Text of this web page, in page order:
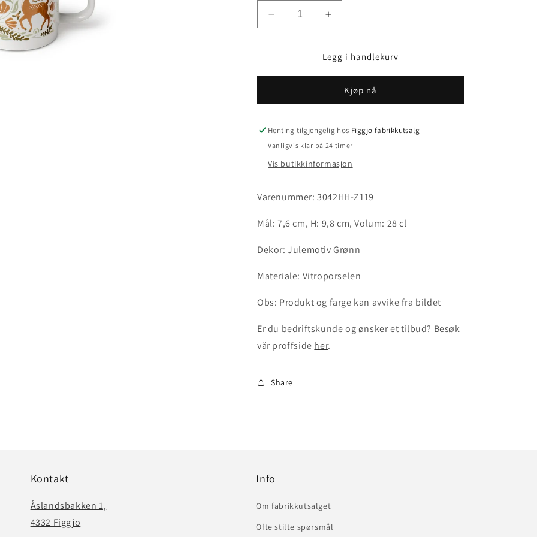
antallet
cm
28
cl
-
Julemotiv
Øk
antallet
Figgjo
7.6x9.8
cm
28
cl
Julemotiv
Legg i handlekurv
Kjøp nå
Henting tilgjengelig hos Figgjo fabrikkutsalg
Vanligvis klar på 24 timer
Vis butikkinformasjon
Varenummer: 3042HH-Z119
Mål: 7,6 cm, H: 9,8 cm, Volum: 28 cl
Dekor: Julemotiv Grønn
Materiale: Vitroporselen
Obs: Produkt og farge kan avvike fra bildet
Er du bedriftskunde og ønsker et tilbud? Besøk
vår proffside her.
Share
Kontakt
Åslandsbakken 1,
4332 Figgjo
Info
Om fabrikkutsalget
Ofte stilte spørsmål